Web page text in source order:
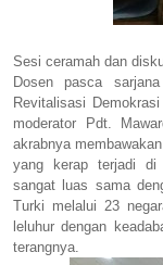
Sesi ceramah dan
Dosen pasca
Revitalisasi
moderator Pdt.
akrabnya
yang kerap terjadi di
sangat luas sama
Turki melalui 23
leluhur dengan
terangnya.